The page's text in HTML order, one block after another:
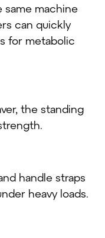
same machine
can quickly
for metabolic
the standing
handle straps
heavy loads.